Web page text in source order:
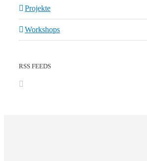
Projekte
Workshops
RSS FEEDS